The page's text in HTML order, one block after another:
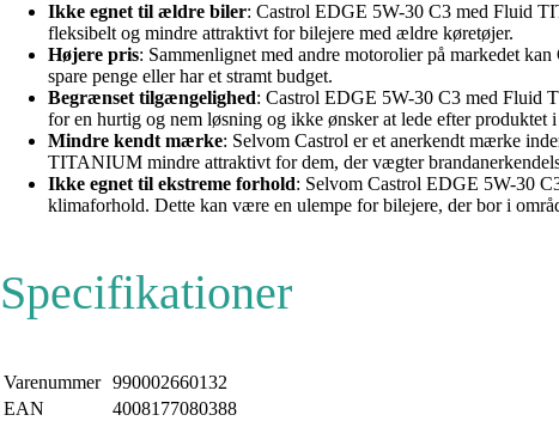
Ikke egnet til ældre biler: Castrol EDGE 5W-30 C3 med Fluid
fleksibelt og mindre attraktivt for bilejere med ældre køretøjer.
Højere pris: Sammenlignet med andre motorolier på markedet
spare penge eller har et stramt budget.
Begrænset tilgængelighed: Castrol EDGE 5W-30 C3 med Fluid
for en hurtig og nem løsning og ikke ønsker at lede efter produktet
Mindre kendt mærke: Selvom Castrol er et anerkendt mærke
TITANIUM mindre attraktivt for dem, der vægter
Ikke egnet til ekstreme forhold: Selvom Castrol EDGE 5W-30
klimaforhold. Dette kan være en ulempe for bilejere, der bor i
Specifikationer
Varenummer 990002660132
EAN
4008177080388